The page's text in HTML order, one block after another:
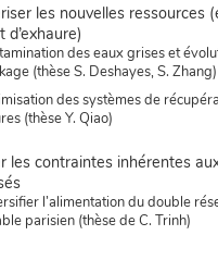
les nouvelles ressources
d’exhaure)
des eaux grises et
(thèse S. Deshayes, S. Zhang)
des systèmes de
(thèse Y. Qiao)
les contraintes inhérentes
l’alimentation du double
parisien (thèse de C. Trinh)